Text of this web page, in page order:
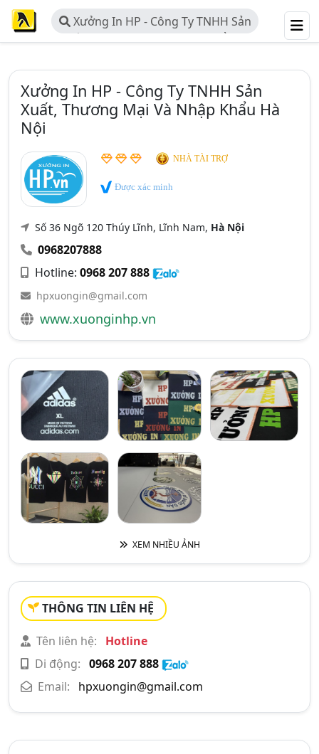
Xưởng In HP - Công Ty TNHH Sản
Xuất, Thương Mại Và Nhập Khẩu Hà
Xưởng In HP - Công Ty TNHH Sản
Xuất, Thương Mại Và Nhập Khẩu Hà
Nội
NHÀ TÀI TRỢ
Được xác minh
Số 36 Ngõ 120 Thúy Lĩnh, Lĩnh Nam, Hà Nội
0968207888
Hotline: 0968 207 888
hpxuongin@gmail.com
www.xuonginhp.vn
XEM NHIỀU ẢNH
THÔNG TIN LIÊN HỆ
Tên liên hệ:
Hotline
Di động: 0968 207 888
Email:
hpxuongin@gmail.com